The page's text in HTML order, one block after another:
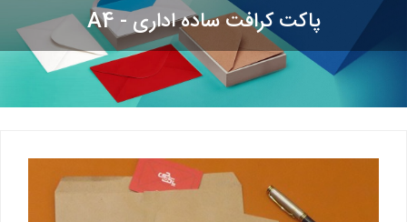
پاکت کرافت ساده اداری - A4